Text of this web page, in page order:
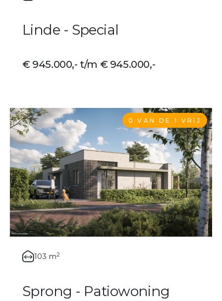
Linde - Special
€ 945.000,- t/m € 945.000,-
0 VAN DE 1 VRIJ
103 m2
Sprong - Patiowoning